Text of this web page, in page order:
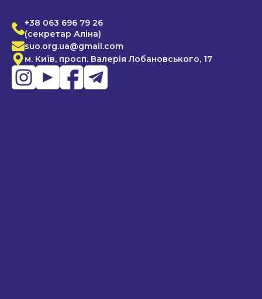
+38 063 696 79 26
(секретар Аліна)
suo.org.ua@gmail.com
м. Київ, просп. Валерія Лобановського, 17